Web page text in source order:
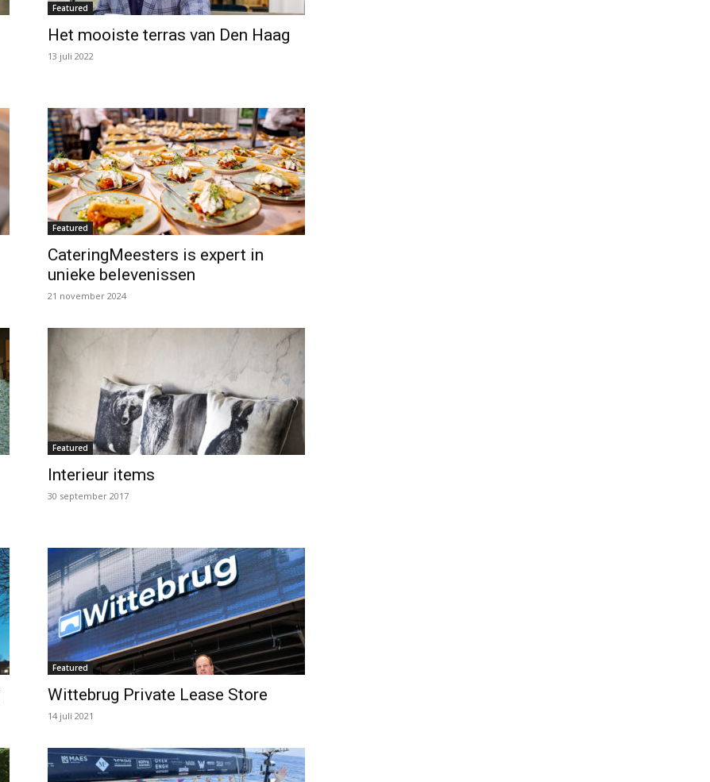
Featured
Het mooiste terras van Den Haag
13 juli 2022
Featured
CateringMeesters is expert in
unieke belevenissen
21 november 2024
Featured
Interieur items
30 september 2017
Featured
Wittebrug Private Lease Store
14 juli 2021